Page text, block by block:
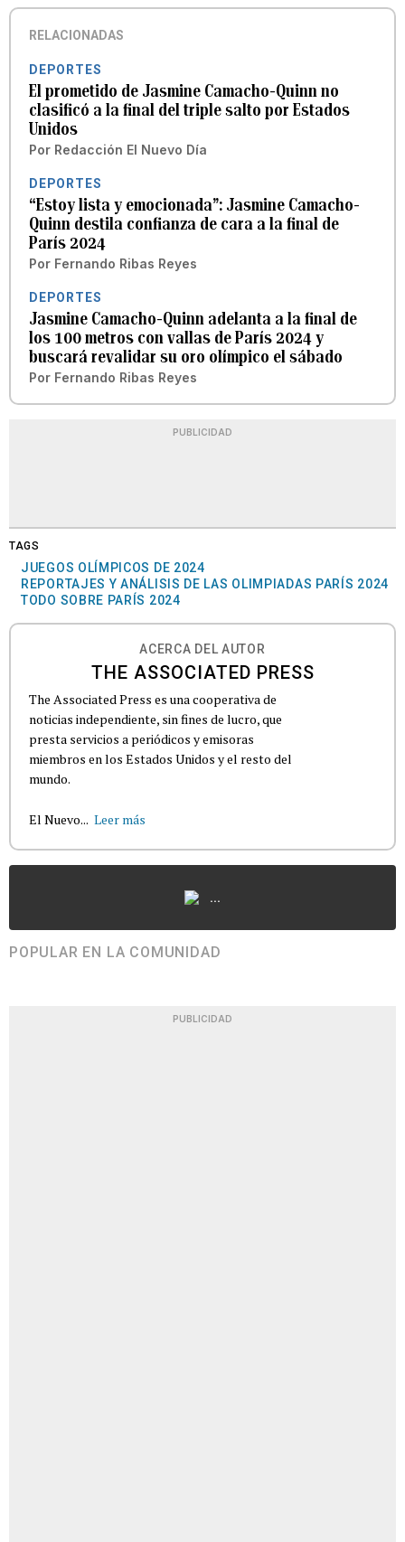
RELACIONADAS
DEPORTES
El prometido de Jasmine Camacho-Quinn no
clasificó a la final del triple salto por Estados
Unidos
Por Redacción El Nuevo Día
DEPORTES
“Estoy lista y emocionada”: Jasmine Camacho-
Quinn destila confianza de cara a la final de
París 2024
Por Fernando Ribas Reyes
DEPORTES
Jasmine Camacho-Quinn adelanta a la final de
los 100 metros con vallas de París 2024 y
buscará revalidar su oro olímpico el sábado
Por Fernando Ribas Reyes
PUBLICIDAD
TAGS
JUEGOS OLÍMPICOS DE 2024
REPORTAJES Y ANÁLISIS DE LAS OLIMPIADAS PARÍS 2024
TODO SOBRE PARÍS 2024
ACERCA DEL AUTOR
THE ASSOCIATED PRESS
The Associated Press es una cooperativa de
noticias independiente, sin fines de lucro, que
presta servicios a periódicos y emisoras
miembros en los Estados Unidos y el resto del
mundo.
El Nuevo... Leer más
...
POPULAR EN LA COMUNIDAD
PUBLICIDAD